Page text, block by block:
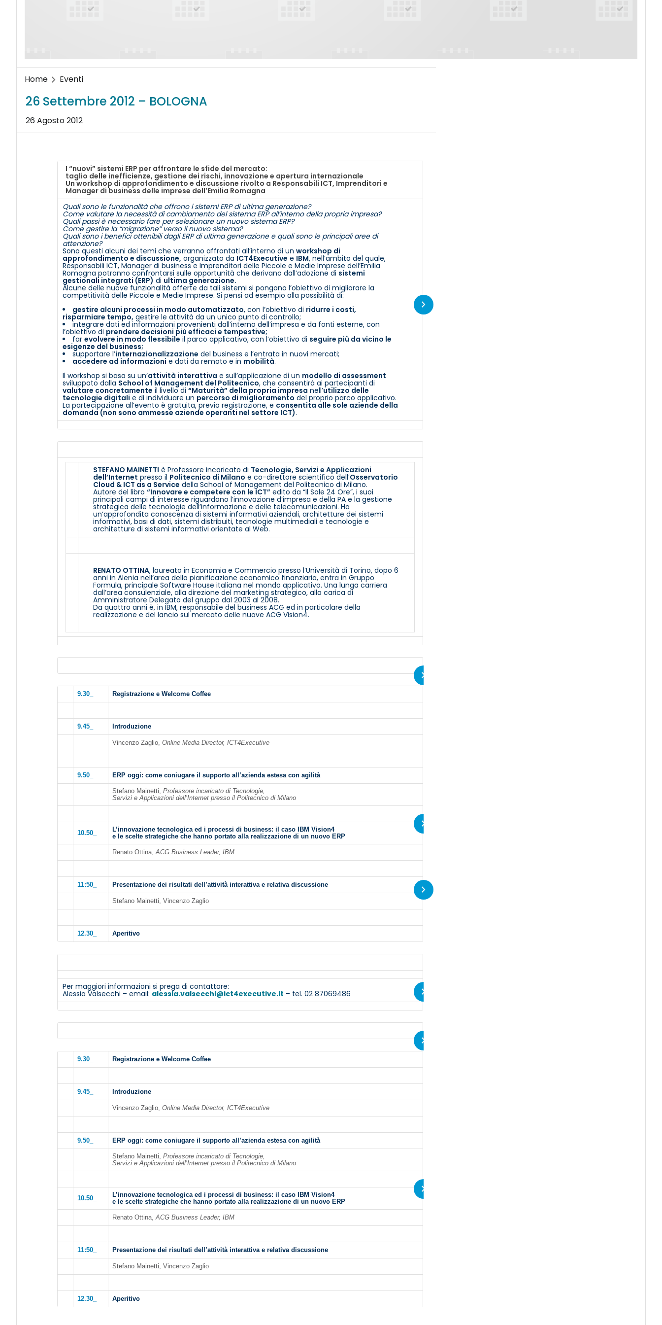
Home Eventi
26 Settembre 2012 – BOLOGNA
26 Agosto 2012
I “nuovi” sistemi ERP per affrontare le sfide del mercato:
taglio delle inefficienze, gestione dei rischi, innovazione e apertura internazionale
Un workshop di approfondimento e discussione rivolto a Responsabili ICT, Imprenditori e
Manager di business delle imprese dell’Emilia Romagna
Quali sono le funzionalità che offrono i sistemi ERP di ultima generazione?
Come valutare la necessità di cambiamento del sistema ERP all’interno della propria impresa?
Quali passi è necessario fare per selezionare un nuovo sistema ERP?
Come gestire la “migrazione” verso il nuovo sistema?
Quali sono i benefici ottenibili dagli ERP di ultima generazione e quali sono le principali aree di
attenzione?
Sono questi alcuni dei temi che verranno affrontati all’interno di unworkshop di
approfondimento e discussione, organizzato da ICT4Executive e IBM, nell’ambito del quale,
Responsabili ICT, Manager di business e Imprenditori delle Piccole e Medie Imprese dell’Emilia
Romagna potranno confrontarsi sulle opportunità che derivano dall’adozione di sistemi
gestionali integrati (ERP) di ultima generazione.
Alcune delle nuove funzionalità offerte da tali sistemi si pongono l’obiettivo di migliorare la
competitività delle Piccole e Medie Imprese. Si pensi ad esempio alla possibilità di:
gestire alcuni processi in modo automatizzato, con l’obiettivo di ridurre i costi,
risparmiare tempo, gestire le attività da un unico punto di controllo;
integrare dati ed informazioni provenienti dall’interno dell’impresa e da fonti esterne, con
l’obiettivo di prendere decisioni più efficaci e tempestive;
farevolvere in modo flessibile il parco applicativo, con l’obiettivo di seguire più da vicino le
esigenze del business;
supportare l’internazionalizzazione del business e l’entrata in nuovi mercati;
accedere ad informazioni e dati da remoto e in mobilità.
Il workshop si basa su un’attività interattiva e sull’applicazione di un modello di assessment
sviluppato dalla School of Management del Politecnico, che consentirà ai partecipanti di
valutare concretamente il livello di“Maturità” della propria impresa nell’utilizzo delle
tecnologie digitali e di individuare un percorso di miglioramento del proprio parco applicativo.
La partecipazione all’evento è gratuita, previa registrazione, e consentita alle sole aziende della
domanda (non sono ammesse aziende operanti nel settore ICT).
STEFANO MAINETTI è Professore incaricato di Tecnologie, Servizi e Applicazioni
dell’Internet presso il Politecnico di Milano e co-direttore scientifico dell’Osservatorio
Cloud & ICT as a Service della School of Management del Politecnico di Milano.
Autore del libro“Innovare e competere con le ICT” edito da “Il Sole 24 Ore”, i suoi
principali campi di interesse riguardano l’innovazione d’impresa e della PA e la gestione
strategica delle tecnologie dell’informazione e delle telecomunicazioni. Ha
un’approfondita conoscenza di sistemi informativi aziendali, architetture dei sistemi
informativi, basi di dati, sistemi distribuiti, tecnologie multimediali e tecnologie e
architetture di sistemi informativi orientate al Web.
RENATO OTTINA, laureato in Economia e Commercio presso l’Università di Torino, dopo 6
anni in Alenia nell’area della pianificazione economico finanziaria, entra in Gruppo
Formula, principale Software House italiana nel mondo applicativo. Una lunga carriera
dall’area consulenziale, alla direzione del marketing strategico, alla carica di
Amministratore Delegato del gruppo dal 2003 al 2008.
Da quattro anni è, in IBM, responsabile del business ACG ed in particolare della
realizzazione e del lancio sul mercato delle nuove ACG Vision4.
9.30_ Registrazione e Welcome Coffee
9.45_ Introduzione
Vincenzo Zaglio,Online Media Director, ICT4Executive
9.50_ ERP oggi: come coniugare il supporto all’azienda estesa con agilità
Stefano Mainetti,Professore incaricato di Tecnologie,
Servizi e Applicazioni dell’Internet presso il Politecnico di Milano
10.50_
L’innovazione tecnologica ed i processi di business: il caso IBM Vision4
e le scelte strategiche che hanno portato alla realizzazione di un nuovo ERP
Renato Ottina,ACG Business Leader, IBM
11:50_ Presentazione dei risultati dell’attività interattiva e relativa discussione
Stefano Mainetti, Vincenzo Zaglio
12.30_ Aperitivo
Per maggiori informazioni si prega di contattare:
Alessia Valsecchi – email: alessia.valsecchi@ict4executive.it – tel. 02 87069486
9.30_ Registrazione e Welcome Coffee
9.45_ Introduzione
Vincenzo Zaglio,Online Media Director, ICT4Executive
9.50_ ERP oggi: come coniugare il supporto all’azienda estesa con agilità
Stefano Mainetti,Professore incaricato di Tecnologie,
Servizi e Applicazioni dell’Internet presso il Politecnico di Milano
10.50_
L’innovazione tecnologica ed i processi di business: il caso IBM Vision4
e le scelte strategiche che hanno portato alla realizzazione di un nuovo ERP
Renato Ottina,ACG Business Leader, IBM
11:50_ Presentazione dei risultati dell’attività interattiva e relativa discussione
Stefano Mainetti, Vincenzo Zaglio
12.30_ Aperitivo